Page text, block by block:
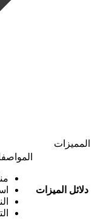
المميزات
دلائل الميزات